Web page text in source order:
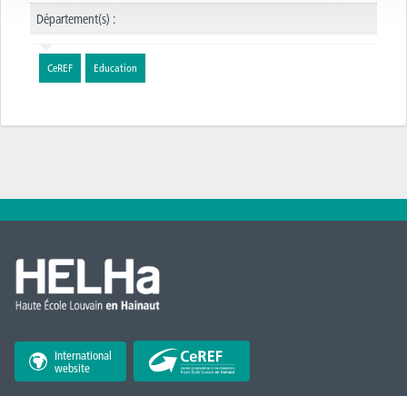
Département(s) :
CeREF Education
International
website